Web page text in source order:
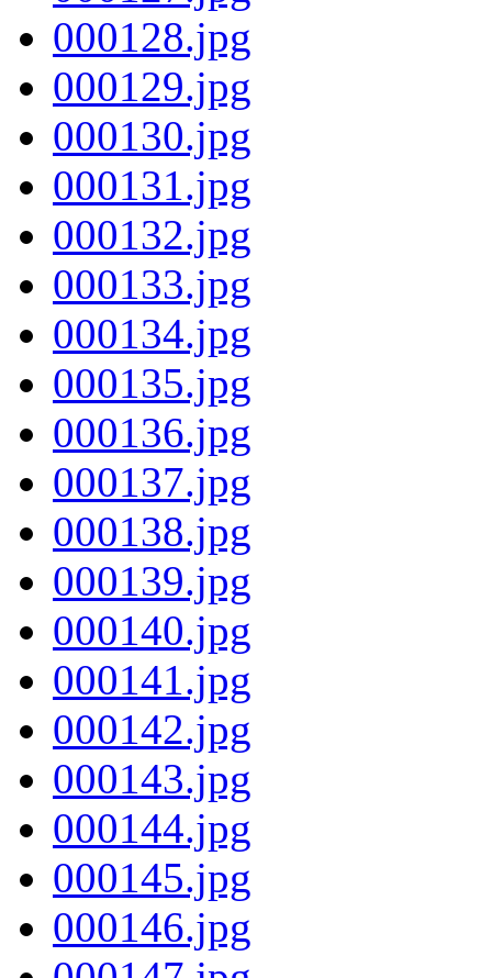
000128.jpg
000129.jpg
000130.jpg
000131.jpg
000132.jpg
000133.jpg
000134.jpg
000135.jpg
000136.jpg
000137.jpg
000138.jpg
000139.jpg
000140.jpg
000141.jpg
000142.jpg
000143.jpg
000144.jpg
000145.jpg
000146.jpg